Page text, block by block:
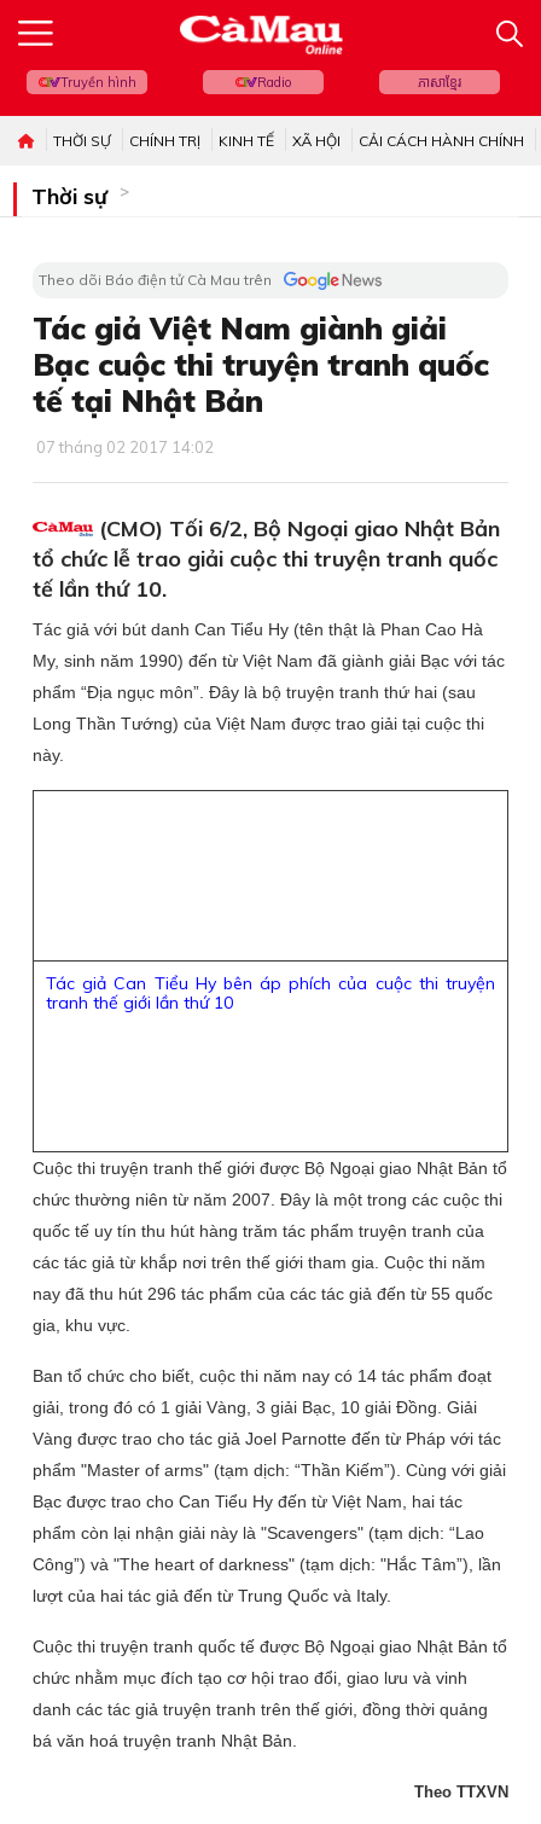
Truyền hình Radio ភាសាខ្មែរ
THỜI SỰ CHÍNH TRỊ KINH TẾ XÃ HỘI CẢI CÁCH HÀNH CHÍNH
Thời sự
Theo dõi Báo điện tử Cà Mau trên
Tác giả Việt Nam giành giải
Bạc cuộc thi truyện tranh quốc
tế tại Nhật Bản
07 tháng 02 2017 14:02
(CMO) Tối 6/2, Bộ Ngoại giao Nhật Bản
tổ chức lễ trao giải cuộc thi truyện tranh quốc
tế lần thứ 10.
Tác giả với bút danh Can Tiểu Hy (tên thật là Phan Cao Hà
My, sinh năm 1990) đến từ Việt Nam đã giành giải Bạc với tác
phẩm “Ðịa ngục môn”. Ðây là bộ truyện tranh thứ hai (sau
Long Thần Tướng) của Việt Nam được trao giải tại cuộc thi
này.
Tác giả Can Tiểu Hy bên áp phích của cuộc thi truyện
tranh thế giới lần thứ 10
Cuộc thi truyện tranh thế giới được Bộ Ngoại giao Nhật Bản tổ
chức thường niên từ năm 2007. Đây là một trong các cuộc thi
quốc tế uy tín thu hút hàng trăm tác phẩm truyện tranh của
các tác giả từ khắp nơi trên thế giới tham gia. Cuộc thi năm
nay đã thu hút 296 tác phẩm của các tác giả đến từ 55 quốc
gia, khu vực.
Ban tổ chức cho biết, cuộc thi năm nay có 14 tác phẩm đoạt
giải, trong đó có 1 giải Vàng, 3 giải Bạc, 10 giải Đồng. Giải
Vàng được trao cho tác giả Joel Parnotte đến từ Pháp với tác
phẩm "Master of arms" (tạm dịch: “Thần Kiếm”). Cùng với giải
Bạc được trao cho Can Tiểu Hy đến từ Việt Nam, hai tác
phẩm còn lại nhận giải này là "Scavengers" (tạm dịch: “Lao
Công”) và "The heart of darkness" (tạm dịch: "Hắc Tâm”), lần
lượt của hai tác giả đến từ Trung Quốc và Italy.
Cuộc thi truyện tranh quốc tế được Bộ Ngoại giao Nhật Bản tổ
chức nhằm mục đích tạo cơ hội trao đổi, giao lưu và vinh
danh các tác giả truyện tranh trên thế giới, đồng thời quảng
bá văn hoá truyện tranh Nhật Bản.
Theo TTXVN